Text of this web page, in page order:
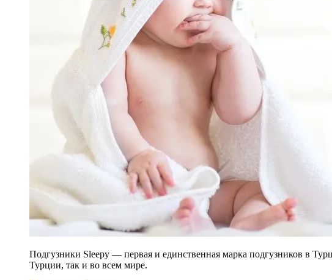
Подгузники Sleepy — первая и единственная марка подгузников в
Турции, так и во всем мире.